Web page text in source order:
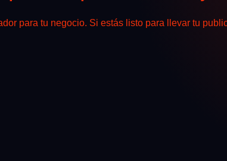
para tu negocio. Si estás listo para llevar tu